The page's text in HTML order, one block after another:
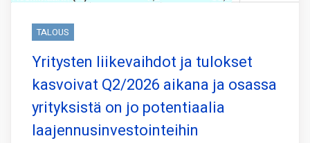
TALOUS
Yritysten liikevaihdot ja tulokset
kasvoivat Q2/2026 aikana ja osassa
yrityksistä on jo potentiaalia
laajennusinvestointeihin